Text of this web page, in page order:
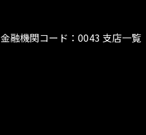
金融機関コード：0043 支店一覧